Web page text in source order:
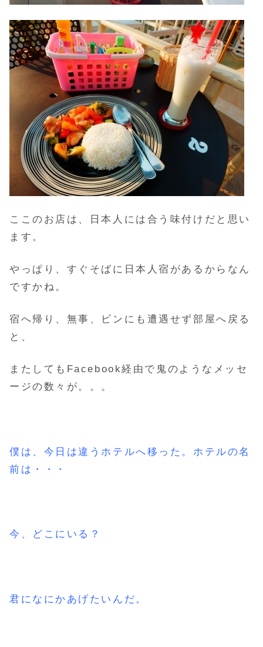
ここのお店は、日本人には合う味付けだと思い
ます。
やっぱり、すぐそばに日本人宿があるからなん
ですかね。
宿へ帰り、無事、ビンにも遭遇せず部屋へ戻る
と、
またしてもFacebook経由で鬼のようなメッセ
ージの数々が。。。
僕は、今日は違うホテルへ移った。ホテルの名
前は・・・
今、どこにいる？
君になにかあげたいんだ。